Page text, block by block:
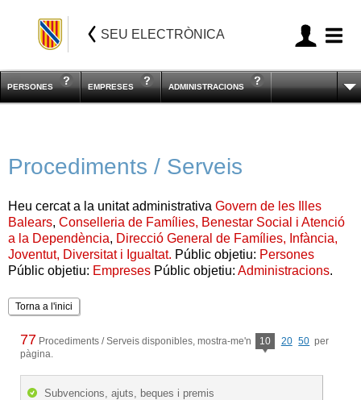
SEU ELECTRÒNICA
PERSONES EMPRESES ADMINISTRACIONS
Procediments / Serveis
Heu cercat a la unitat administrativa Govern de les Illes
Balears, Conselleria de Famílies, Benestar Social i Atenció
a la Dependència, Direcció General de Famílies, Infància,
Joventut, Diversitat i Igualtat. Públic objetiu: Persones
Públic objetiu: Empreses Públic objetiu: Administracions.
Torna a l'inici
77 Procediments / Serveis disponibles, mostra-me'n 10 20 50 per
pàgina.
Subvencions, ajuts, beques i premis